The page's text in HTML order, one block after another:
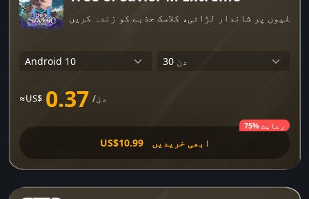
≈US$ 0.37 /دن
US$10.99 ابھی خریدیں
75% رعایت